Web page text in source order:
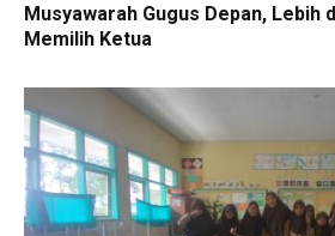
Musyawarah Gugus Depan, Lebih
Memilih Ketua